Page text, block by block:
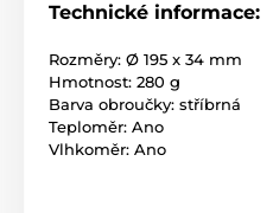
Technické informace:
Rozměry: Ø 195 x 34 mm
Hmotnost: 280 g
Barva obroučky: stříbrná
Teploměr: Ano
Vlhkoměr: Ano